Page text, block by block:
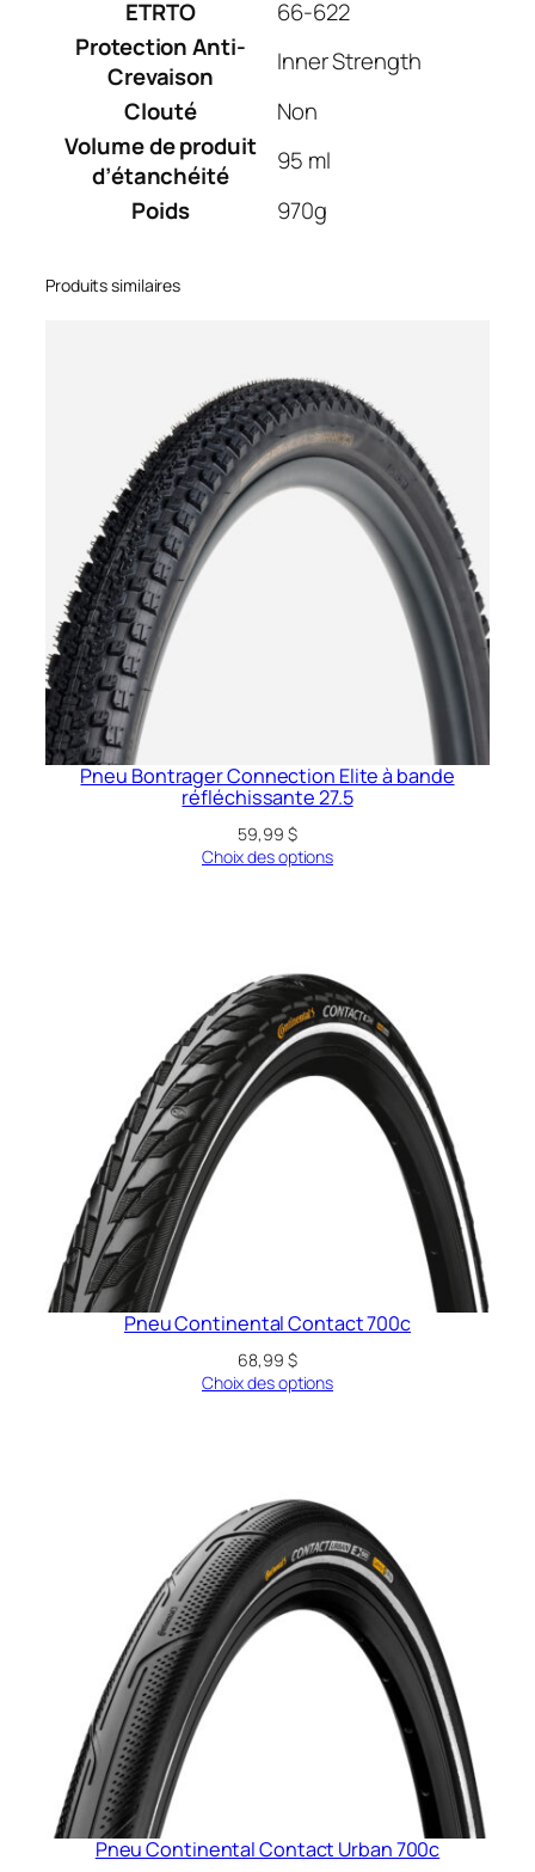
ETRTO
66-622
Protection Anti-
Crevaison
Inner Strength
Clouté
Non
Volume de produit
d’étanchéité
95 ml
Poids
970g
Produits similaires
Pneu Bontrager Connection Elite à bande
réfléchissante 27.5
59,99 $
Choix des options
Pneu Continental Contact 700c
68,99 $
Choix des options
Pneu Continental Contact Urban 700c